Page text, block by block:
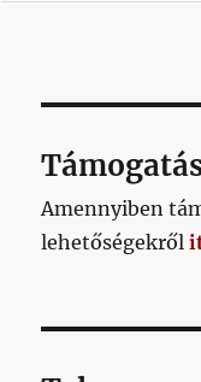
Amennyiben
lehetőségekről